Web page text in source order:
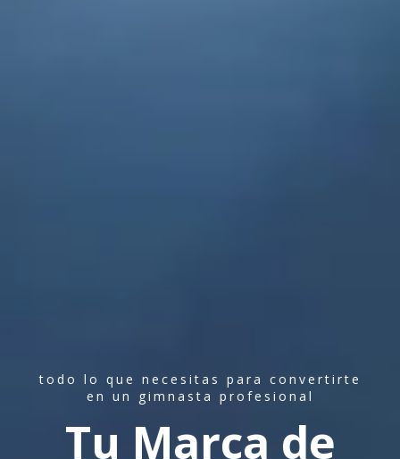
todo lo que necesitas para convertirte
en un gimnasta profesional
Tu Marca de